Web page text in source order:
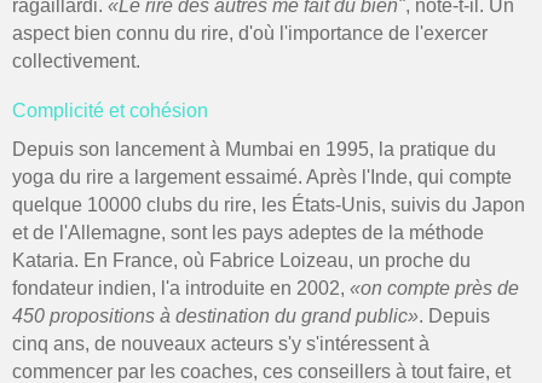
ragaillardi. «Le rire des autres me fait du bien", note-t-il. Un
aspect bien connu du rire, d'où l'importance de l'exercer
collectivement.
Complicité et cohésion
Depuis son lancement à Mumbai en 1995, la pratique du
yoga du rire a largement essaimé. Après l'Inde, qui compte
quelque 10000 clubs du rire, les États-Unis, suivis du Japon
et de l'Allemagne, sont les pays adeptes de la méthode
Kataria. En France, où Fabrice Loizeau, un proche du
fondateur indien, l'a introduite en 2002, «on compte près de
450 propositions à destination du grand public». Depuis
cinq ans, de nouveaux acteurs s'y s'intéressent à
commencer par les coaches, ces conseillers à tout faire, et